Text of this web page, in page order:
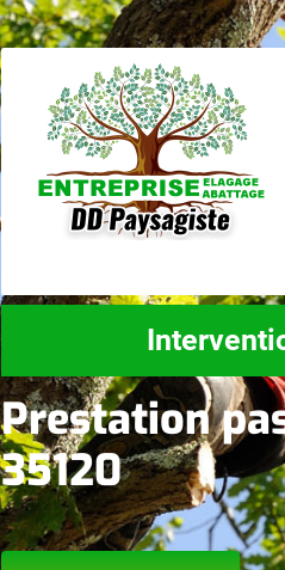
Prestation
35120